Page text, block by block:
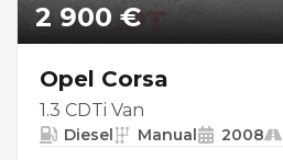
2 900 €
Opel Corsa
1.3 CDTi Van
Diesel Manual 2008